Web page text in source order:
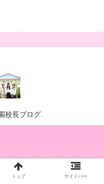
校長ブログ.
トップ サイドバー